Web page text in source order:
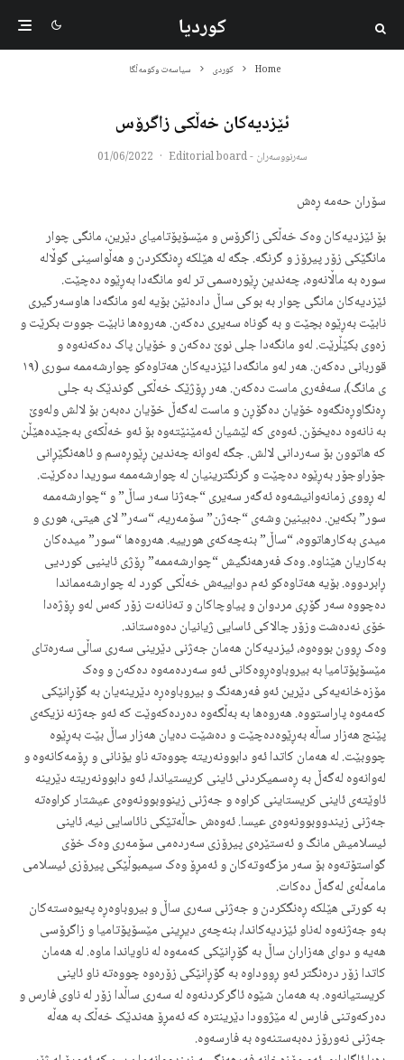
کوردیا
Home کوردی سیاسەت وکومەڵگا
ئێزدیەکان خەڵکی زاگرۆس
سەرنووسەران - Editorial board ·
01/06/2022
سۆران حەمە ڕەش
بۆ ئێزدیەکان وەک خەڵکی زاگرۆس و مێسۆپۆتامیای دێرین، مانگی چوار
مانگێکی زۆر پیرۆز و گرنگە. جگە لە هێلکە ڕەنگکردن و هەڵواسینی گوڵالە
سورە بە ماڵانەوە، چەندین ڕێورەسمی تر لەو مانگەدا بەڕێوە دەچێت.
ئێزدیەکان مانگی چوار بە بوکی ساڵ دادەنێن بۆیە لەو مانگەدا هاوسەرگیری
نابێت بەڕێوە بچێت و بە گوناه سەیری دەکەن. هەروەها نابێت جووت بکرێت و
زەوی بکێڵرێت. لەو مانگەدا جلی نوێ دەکەن و خۆیان پاک دەکەنەوە و
قوربانی دەکەن. هەر لەو مانگەدا ئێزدیەکان هەتاوەکو چوارشەممە سوری (١٩
ی مانگ)، سەفەری ماست دەکەن. هەر ڕۆژێک خەڵکی گوندێک بە جلی
ڕەنگاوڕەنگەوە خۆیان دەگۆڕن و ماست لەگەڵ خۆیان دەبەن بۆ لالش ولەوێ
بە نانەوە دەیخۆن. ئەوەی کە لێشیان ئەمێنێتەوە بۆ ئەو خەڵکەی بەجێدەهێڵن
کە هاتوون بۆ سەردانی لالش. جگە لەوانە چەندین ڕێوڕەسم و ئاهەنگێڕانی
جۆراوجۆر بەڕێوە دەچێت و گرنگترینیان لە چوارشەممە سوریدا دەکرێت.
لە ڕووی زمانەوانیشەوە ئەگەر سەیری “جەژنا سەر ساڵ” و “چوارشەممە
سور” بکەین. دەبینین وشەی “جەژن” سۆمەریە، “سەر” لای هیتی، هوری و
میدی بەکارهاتووە، “ساڵ” بنەچەکەی هورییە. هەروەها “سور” میدەکان
بەکاریان هێناوە. وەک فەرهەنگیش “چوارشەممە” ڕۆژی ئاینیی کوردیی
ڕابردووە. بۆیە هەتاوەکو ئەم دواییەش خەڵکی کورد لە چوارشەمماندا
دەچووە سەر گۆڕی مردوان و پیاوچاکان و تەنانەت زۆر کەس لەو ڕۆژەدا
خۆی نەدەشت وزۆر چالاکی ئاسایی ژیانیان دەوەستاند.
وەک ڕوون بووەوە، ئیزدیەکان هەمان جەژنی دێرینی سەری ساڵی سەرەتای
مێسۆپۆتامیا بە بیروباوەڕوەکانی ئەو سەردەمەوە دەکەن و وەک
مۆزەخانەیەکی دێرین ئەو فەرهەنگ و بیروباوەڕە دێرینەیان بە گۆڕانێکی
کەمەوە پاراستووە. هەروەها بە بەڵگەوە دەردەکەوێت کە ئەو جەژنە نزیکەی
پێنج هەزار ساڵە بەڕێوەدەچێت و دەشێت دەیان هەزار ساڵ بێت بەڕێوە
چووبێت. لە هەمان کاتدا ئەو دابوونەریتە چووەتە ناو یۆنانی و ڕۆمەکانەوە و
لەوانەوە لەگەڵ بە ڕەسمیکردنی ئاینی کریستیاندا، ئەو دابوونەریتە دێرینە
ئاوێتەی ئاینی کریستاینی کراوە و جەژنی زینووبوونەوەی عیشتار کراوەتە
جەژنی زیندووبوونەوەی عیسا. ئەوەش حاڵەتێکی نائاسایی نیە، ئاینی
ئیسلامیش مانگ و ئەستێرەی پیرۆزی سەردەمی سۆمەری وەک خۆی
گواستۆتەوە بۆ سەر مزگەوتەکان و ئەمڕۆ وەک سیمبوڵێکی پیرۆزی ئیسلامی
مامەڵەی لەگەڵ دەکات.
بە کورتی هێلکە ڕەنگکردن و جەژنی سەری ساڵ و بیروباوەڕە پەیوەستەکان
بەو جەژنەوە لەناو ئێزدیەکاندا، بنەچەی دیڕینی مێسۆپۆتامیا و زاگرۆسی
هەیە و دوای هەزاران ساڵ بە گۆڕانێکی کەمەوە لە ناویاندا ماوە. لە هەمان
کاتدا زۆر درەنگتر ئەو ڕووداوە بە گۆڕانێکی زۆرەوە چووەتە ناو ئاینی
کریستیانەوە. بە هەمان شێوە ئاگرکردنەوە لە سەری ساڵدا زۆر لە ناوی فارس و
دەرکەوتنی فارس لە مێژوودا دێرینترە کە ئەمڕۆ هەندێک خەڵک بە هەڵە
جەژنی نەورۆز دەبەستنەوە بە فارسەوە.